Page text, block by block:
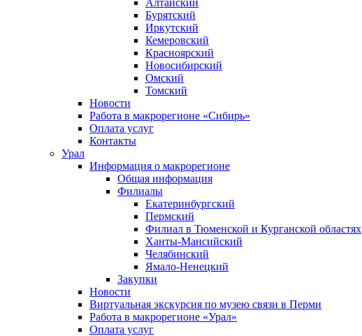
Бурятский
Иркутский
Кемеровский
Красноярский
Новосибирский
Омский
Томский
Новости
Работа в макрорегионе «Сибирь»
Оплата услуг
Контакты
Урал
Информация о макрорегионе
Общая информация
Филиалы
Екатеринбургский
Пермский
Филиал в Тюменской и Курганской областях
Ханты-Мансийский
Челябинский
Ямало-Ненецкий
Закупки
Новости
Виртуальная экскурсия по музею связи в Перми
Работа в макрорегионе «Урал»
Оплата услуг